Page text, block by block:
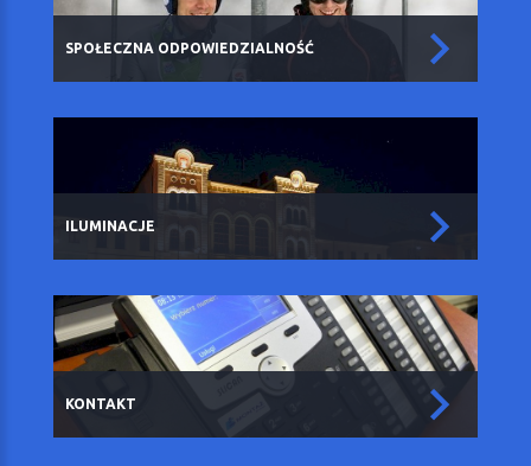
SPOŁECZNA ODPOWIEDZIALNOŚĆ
ILUMINACJE
KONTAKT